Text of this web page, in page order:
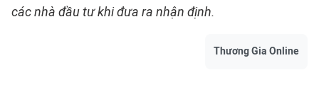
các nhà đầu tư khi đưa ra nhận định.
Thương Gia Online